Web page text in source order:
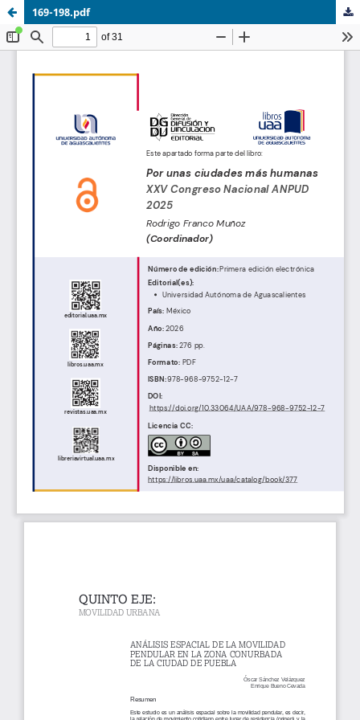
169-198.pdf